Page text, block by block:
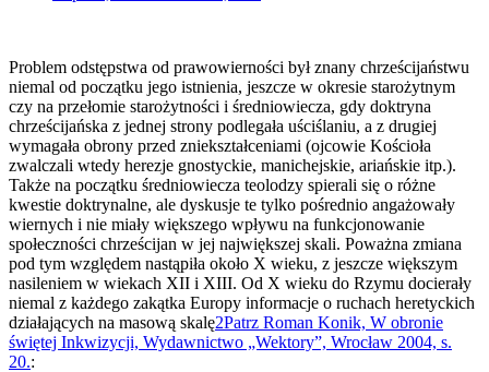
Problem odstępstwa od prawowierności był znany chrześcijaństwu
niemal od początku jego istnienia, jeszcze w okresie starożytnym
czy na przełomie starożytności i średniowiecza, gdy doktryna
chrześcijańska z jednej strony podlegała uściślaniu, a z drugiej
wymagała obrony przed zniekształceniami (ojcowie Kościoła
zwalczali wtedy herezje gnostyckie, manichejskie, ariańskie itp.).
Także na początku średniowiecza teolodzy spierali się o różne
kwestie doktrynalne, ale dyskusje te tylko pośrednio angażowały
wiernych i nie miały większego wpływu na funkcjonowanie
społeczności chrześcijan w jej największej skali. Poważna zmiana
pod tym względem nastąpiła około X wieku, z jeszcze większym
nasileniem w wiekach XII i XIII. Od X wieku do Rzymu docierały
niemal z każdego zakątka Europy informacje o ruchach heretyckich
działających na masową skalę2Patrz Roman Konik, W obronie
świętej Inkwizycji, Wydawnictwo „Wektory”, Wrocław 2004, s.
20.: